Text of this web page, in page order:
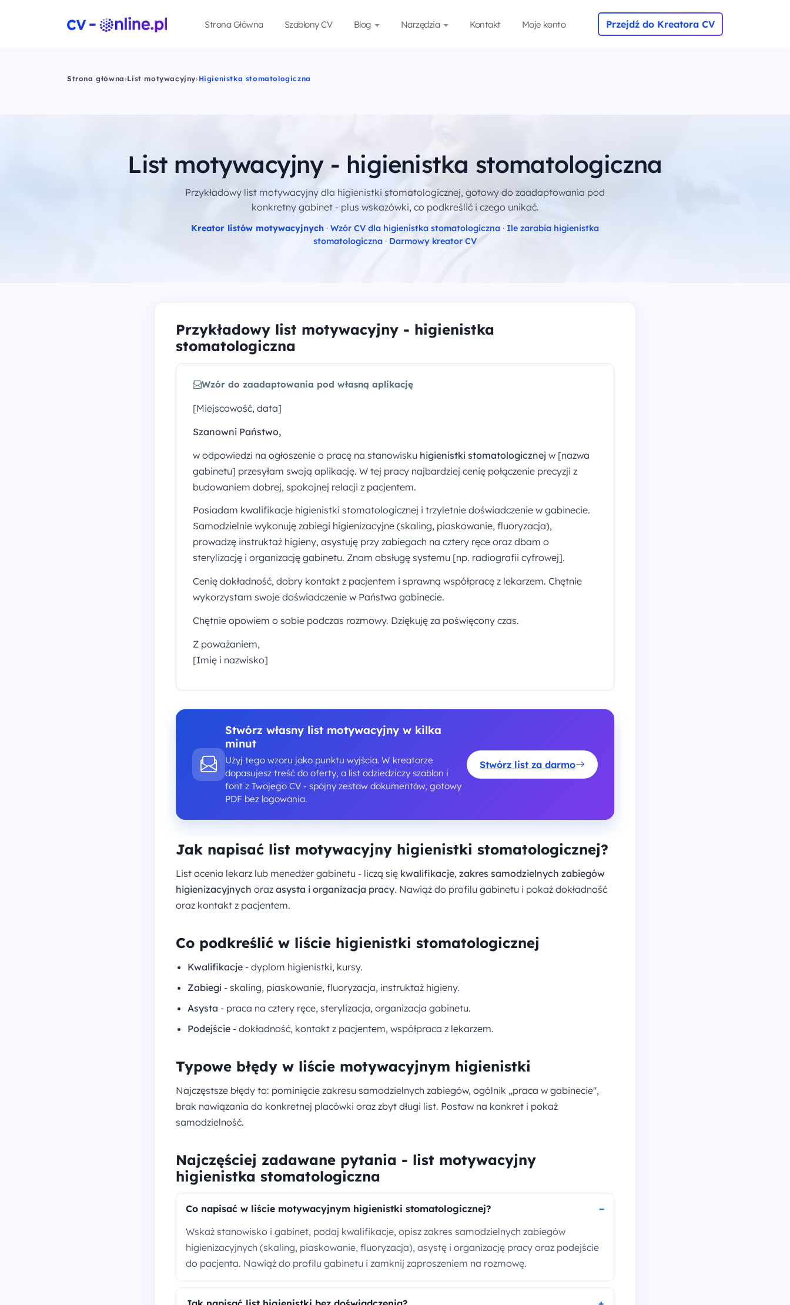
Strona Główna Szablony CV Blog Narzędzia Kontakt Moje konto Przejdź do Kreatora CV
Strona główna›List motywacyjny› Higienistka stomatologiczna
List motywacyjny - higienistka stomatologiczna
Przykładowy list motywacyjny dla higienistki stomatologicznej, gotowy do zaadaptowania pod
konkretny gabinet - plus wskazówki, co podkreślić i czego unikać.
Kreator listów motywacyjnych · Wzór CV dla higienistka stomatologiczna · Ile zarabia higienistka
stomatologiczna · Darmowy kreator CV
Przykładowy list motywacyjny - higienistka
stomatologiczna
Wzór do zaadaptowania pod własną aplikację
[Miejscowość, data]
Szanowni Państwo,
w odpowiedzi na ogłoszenie o pracę na stanowisku higienistki stomatologicznej w [nazwa
gabinetu] przesyłam swoją aplikację. W tej pracy najbardziej cenię połączenie precyzji z
budowaniem dobrej, spokojnej relacji z pacjentem.
Posiadam kwalifikacje higienistki stomatologicznej i trzyletnie doświadczenie w gabinecie.
Samodzielnie wykonuję zabiegi higienizacyjne (skaling, piaskowanie, fluoryzacja),
prowadzę instruktaż higieny, asystuję przy zabiegach na cztery ręce oraz dbam o
sterylizację i organizację gabinetu. Znam obsługę systemu [np. radiografii cyfrowej].
Cenię dokładność, dobry kontakt z pacjentem i sprawną współpracę z lekarzem. Chętnie
wykorzystam swoje doświadczenie w Państwa gabinecie.
Chętnie opowiem o sobie podczas rozmowy. Dziękuję za poświęcony czas.
Z poważaniem,
[Imię i nazwisko]
Stwórz własny list motywacyjny w kilka
minut
Użyj tego wzoru jako punktu wyjścia. W kreatorze
dopasujesz treść do oferty, a list odziedziczy szablon i
font z Twojego CV - spójny zestaw dokumentów, gotowy
PDF bez logowania.
Stwórz list za darmo
Jak napisać list motywacyjny higienistki stomatologicznej?
List ocenia lekarz lub menedżer gabinetu - liczą się kwalifikacje, zakres samodzielnych zabiegów
higienizacyjnych oraz asysta i organizacja pracy. Nawiąż do profilu gabinetu i pokaż dokładność
oraz kontakt z pacjentem.
Co podkreślić w liście higienistki stomatologicznej
Kwalifikacje - dyplom higienistki, kursy.
Zabiegi - skaling, piaskowanie, fluoryzacja, instruktaż higieny.
Asysta - praca na cztery ręce, sterylizacja, organizacja gabinetu.
Podejście - dokładność, kontakt z pacjentem, współpraca z lekarzem.
Typowe błędy w liście motywacyjnym higienistki
Najczęstsze błędy to: pominięcie zakresu samodzielnych zabiegów, ogólnik „praca w gabinecie",
brak nawiązania do konkretnej placówki oraz zbyt długi list. Postaw na konkret i pokaż
samodzielność.
Najczęściej zadawane pytania - list motywacyjny
higienistka stomatologiczna
Co napisać w liście motywacyjnym higienistki stomatologicznej?
Wskaż stanowisko i gabinet, podaj kwalifikacje, opisz zakres samodzielnych zabiegów
higienizacyjnych (skaling, piaskowanie, fluoryzacja), asystę i organizację pracy oraz podejście
do pacjenta. Nawiąż do profilu gabinetu i zamknij zaproszeniem na rozmowę.